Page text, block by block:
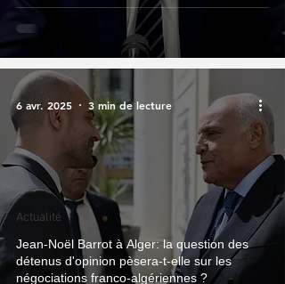
Jean-Noël Barrot à Alger: la question des
détenus d'opinion pèsera-t-elle sur les
négociations franco-algériennes ?
Actualité
6 avr. 2025 3 min de lecture